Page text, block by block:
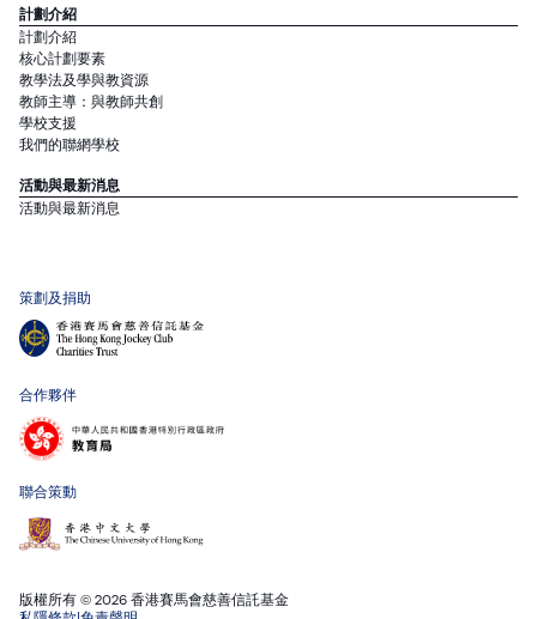
計劃介紹
計劃介紹
核心計劃要素
教學法及學與教資源
教師主導：與教師共創
學校支援
我們的聯網學校
活動與最新消息
活動與最新消息
策劃及捐助
合作夥伴
聯合策動
版權所有 © 2026 香港賽馬會慈善信託基金